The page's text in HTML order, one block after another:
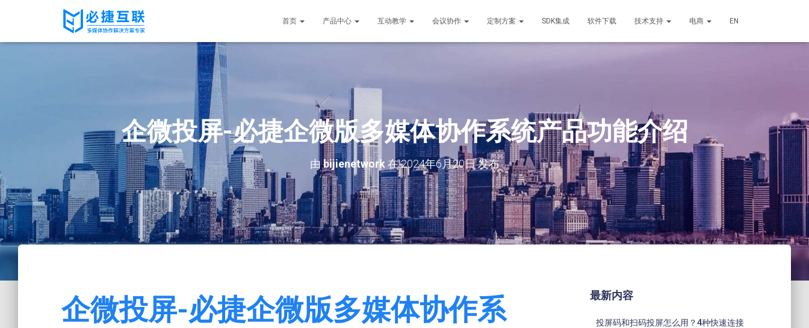
首页 产品中心 互动教学 会议协作 定制方案 SDK集成 软件下载 技术支持 电商 EN
企微投屏-必捷企微版多媒体协作系统产品功能介绍
由bijienetwork 在2024年6月20日发布
企微投屏-必捷企微版多媒体协作系
最新内容
投屏码和扫码投屏怎么用？4种快速连接